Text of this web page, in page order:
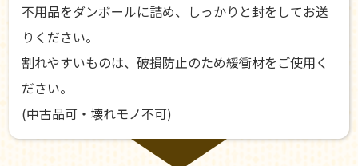
不用品をダンボールに詰め、しっかりと封をしてお送
りください。
割れやすいものは、破損防止のため緩衝材をご使用く
ださい。
(中古品可・壊れモノ不可)